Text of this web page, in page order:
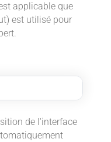
applicable que
est utilisé pour
de l'interface